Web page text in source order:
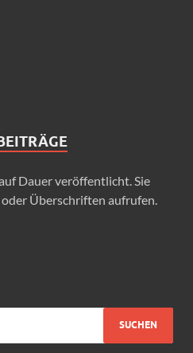
Dauer veröffentlicht. Sie
Überschriften aufrufen.